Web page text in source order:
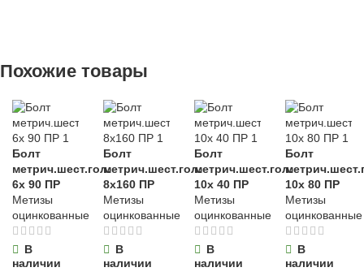
для строительства,
бытовых нужд
МАТЕРИАЛ
дерево,
ОСОБЕННОСТИ
ОСОБЕННОСТИ
0,4 кг
бытовых нужд
ВИД РАБОТ
универсальные
МАТЕРИАЛ
ПВХ ,
ткань
повышенной
прочности
Похожие товары
Болт
метрич.шест.гол.
6х 90 ПР
Метизы
оцинкованные
В
наличии
Болт
метрич.шест.гол.
8х160 ПР
Метизы
оцинкованные
В
наличии
Болт
метрич.шест.гол.
10х 40 ПР
Метизы
оцинкованные
В
наличии
Болт
10х 80 ПР
Метизы
оцинкованные
В
наличии